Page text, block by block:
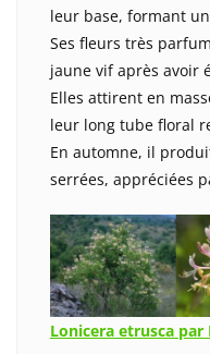
leur base, formant
Ses fleurs très
jaune vif après avoir
Elles attirent en
leur long tube floral
En automne, il
serrées, appréciées
Lonicera etrusca par